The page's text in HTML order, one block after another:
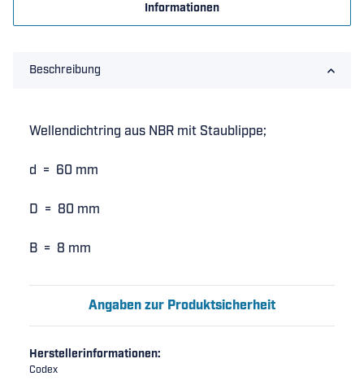
Informationen
Beschreibung
Wellendichtring aus NBR mit Staublippe;
d = 60 mm
D = 80 mm
B = 8 mm
Angaben zur Produktsicherheit
Herstellerinformationen:
Codex